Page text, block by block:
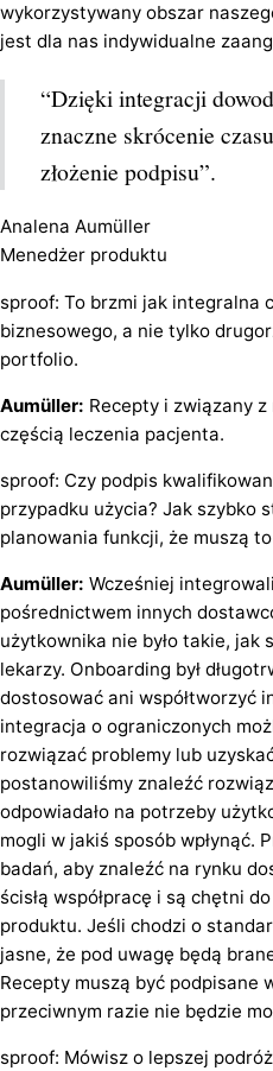
wykorzystywany obszar
jest dla nas indywidualne
“Dzięki integracji
znaczne skrócenie
złożenie podpisu”.
Analena Aumüller
Menedżer produktu
sproof: To brzmi jak integralna
biznesowego, a nie tylko
portfolio.
Aumüller: Recepty i związany
częścią leczenia pacjenta.
sproof: Czy podpis
przypadku użycia? Jak szybko
planowania funkcji, że muszą
Aumüller: Wcześniej
pośrednictwem innych
użytkownika nie było takie, jak
lekarzy. Onboarding był
dostosować ani współtworzyć
integracja o ograniczonych
rozwiązać problemy lub
postanowiliśmy znaleźć
odpowiadało na potrzeby
mogli w jakiś sposób wpłynąć.
badań, aby znaleźć na rynku
ścisłą współpracę i są chętni
produktu. Jeśli chodzi o
jasne, że pod uwagę będą
Recepty muszą być podpisane
przeciwnym razie nie będzie
sproof: Mówisz o lepszej